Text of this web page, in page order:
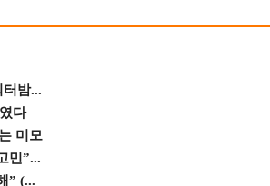
밤...
다
미모
민”...
” (...